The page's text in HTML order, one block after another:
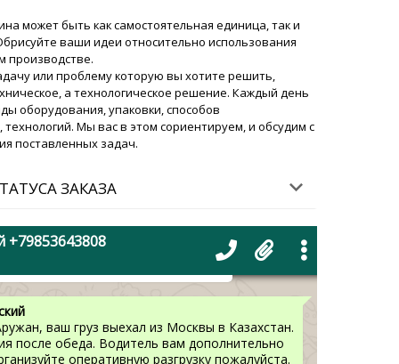
может быть как самостоятельная единица, так и
ваши идеи относительно использования
производстве.
или проблему которую вы хотите решить,
а технологическое решение. Каждый день
оборудования, упаковки, способов
Мы вас в этом сориентируем, и обсудим с
поставленных задач.
ЗАКАЗА
+79853643808
таблеточный пресс RZJ-35
пришлю в Китай на вашу
другого дизайна.
07/08/2026 18:03
Делаем паузу в отправке. Чертежи
флоу-пак PU-420 вместе с 500
Подтвердите сроки доставки
ваш груз выехал из Москвы в Казахстан.
после обеда. Водитель вам дополнительно
оперативную разгрузку пожалуйста.